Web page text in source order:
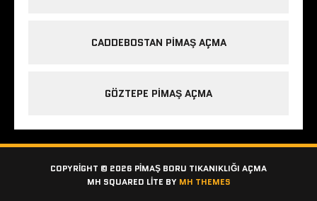
CADDEBOSTAN PIMAŞ AÇMA
GÖZTEPE PIMAŞ AÇMA
COPYRIGHT © 2026 PIMAŞ BORU TIKANIKLIĞI AÇMA
MH SQUARED LITE BY MH THEMES